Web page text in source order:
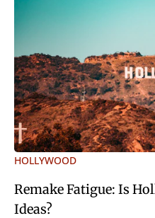
HOLLYWOOD
Remake Fatigue: Is
Ideas?